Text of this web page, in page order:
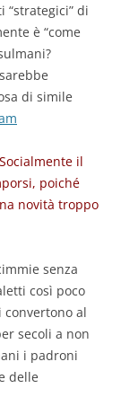
“strategici” di
è “come
di simile
il
poiché
novità troppo
senza
così poco
al
secoli a non
i padroni
delle